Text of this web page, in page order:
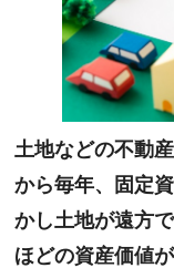
土地などの不動
から毎年、固定
かし土地が遠方
ほどの資産価値